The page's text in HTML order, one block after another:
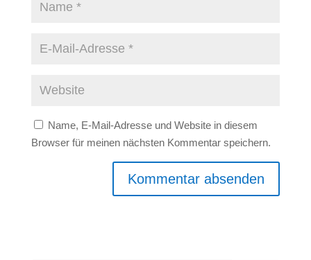
Name, E-Mail-Adresse und Website in diesem
Browser für meinen nächsten Kommentar speichern.